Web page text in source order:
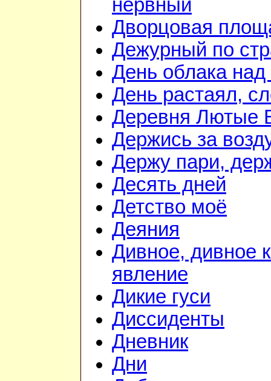
нервный
Дворцовая
Дежурный по
День облака
День растаял,
Деревня Лютые
Держись за
Держу пари,
Десять дней
Детство моё
Деяния
Дивное, дивное
явление
Дикие гуси
Диссиденты
Дневник
Дни